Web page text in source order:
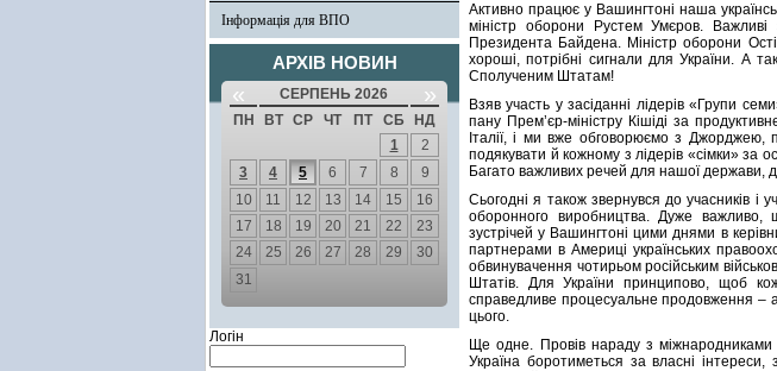
Інформація для ВПО
АРХІВ НОВИН
« СЕРПЕНЬ 2026 »
ПН ВТ СР ЧТ ПТ СБ
НД
1
2
3
4 5 6 7 8
9
10
11 12 13 14 15
16
17
18 19 20 21 22
23
24
25 26 27 28 29
30
31
Логін
Активно працює у Вашингтоні наша
міністр оборони Рустем Умєров. Важливі
Президента Байдена. Міністр оборони
хороші, потрібні сигнали для України. А
Сполученим Штатам!
Взяв участь у засіданні лідерів «Групи
пану Прем’єр-міністру Кішіді за
Італії, і ми вже обговорюємо з Джорджею,
подякувати й кожному з лідерів «сімки» за
Багато важливих речей для нашої держави,
Сьогодні я також звернувся до учасників і
оборонного виробництва. Дуже важливо,
зустрічей у Вашингтоні цими днями в
партнерами в Америці українських
обвинувачення чотирьом російським
Штатів. Для України принципово, щоб
справедливе процесуальне продовження –
цього.
Ще одне. Провів нараду з
Україна боротиметься за власні